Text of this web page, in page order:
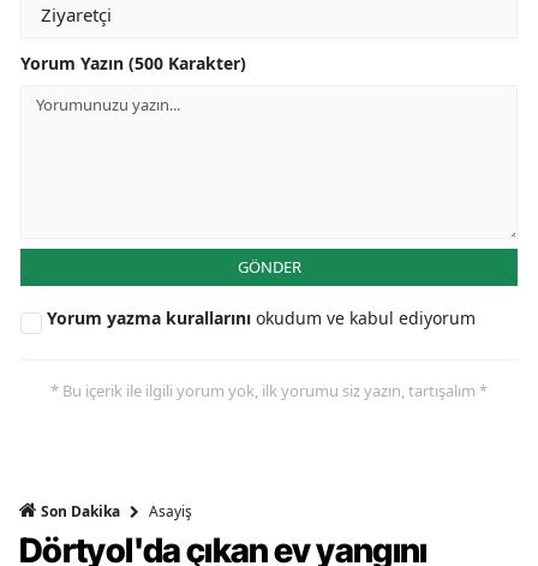
Yorum Yazın (500 Karakter)
GÖNDER
Yorum yazma kurallarını okudum ve kabul ediyorum
* Bu içerik ile ilgili yorum yok, ilk yorumu siz yazın, tartışalım *
Son Dakika Asayiş
Dörtyol'da çıkan ev yangını